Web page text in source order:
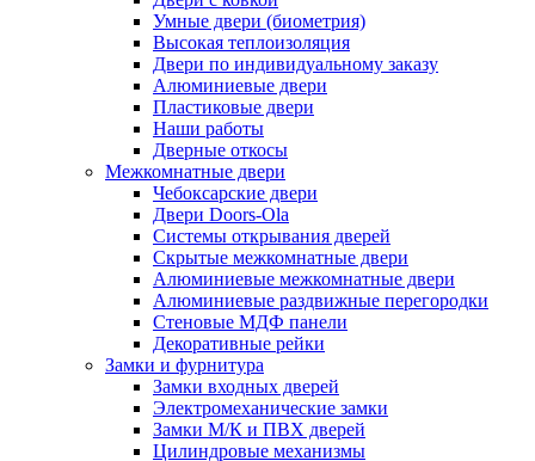
Умные двери (биометрия)
Высокая теплоизоляция
Двери по индивидуальному заказу
Алюминиевые двери
Пластиковые двери
Наши работы
Дверные откосы
Межкомнатные двери
Чебоксарские двери
Двери Doors-Ola
Системы открывания дверей
Скрытые межкомнатные двери
Алюминиевые межкомнатные двери
Алюминиевые раздвижные перегородки
Стеновые МДФ панели
Декоративные рейки
Замки и фурнитура
Замки входных дверей
Электромеханические замки
Замки М/К и ПВХ дверей
Цилиндровые механизмы